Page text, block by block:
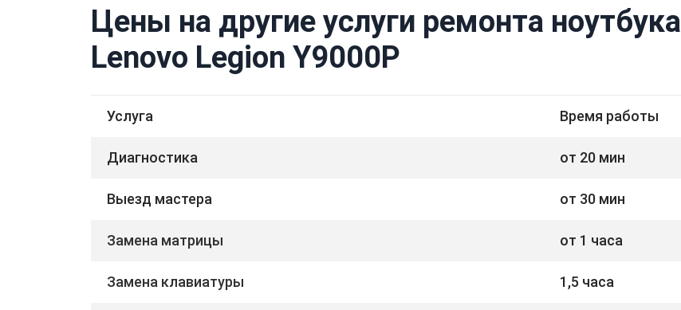
Цены на другие услуги ремонта ноутбука
Lenovo Legion Y9000P
Услуга Время работы
Диагностика от 20 мин
Выезд мастера от 30 мин
Замена матрицы от 1 часа
Замена клавиатуры 1,5 часа